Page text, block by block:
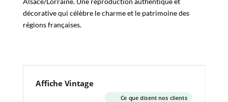
décorative qui célèbre le charme et le patrimoine des
régions françaises.
Affiche Vintage
Ce que disent nos clients